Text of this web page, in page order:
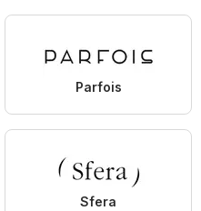
Parfois
Sfera